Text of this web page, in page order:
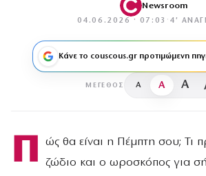
Newsroom
04.06.2026 · 07:03 · 4′
Κάνε το couscous.gr προτιμώμενη
ΜΈΓΕΘΟΣ A A A
Π
ώς θα είναι η Πέμπτη σου; Τι
ζώδιο και ο ωροσκόπος για